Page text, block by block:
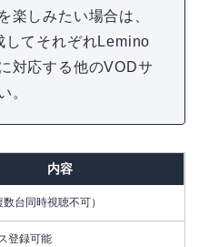
楽しみたい場合は、
してそれぞれLemino
対応する他のVODサ
。
内容
台同時視聴不可）
登録可能